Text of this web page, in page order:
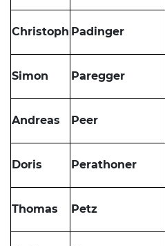
Christoph Padinger
Simon Paregger
Andreas Peer
Doris Perathoner
Thomas Petz